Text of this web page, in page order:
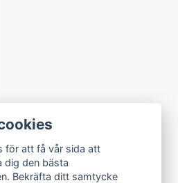
utan att
för att få vår sida att
dig den bästa
Bekräfta ditt samtycke